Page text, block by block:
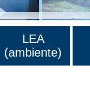
LEA
(ambiente)